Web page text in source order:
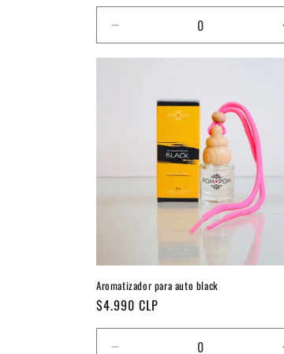
cantidad
Aromatizador para auto black
Precio
habitual
$4.990 CLP